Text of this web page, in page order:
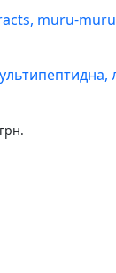
muru-
грн.